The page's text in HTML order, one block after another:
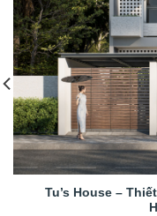
Tu’s House –